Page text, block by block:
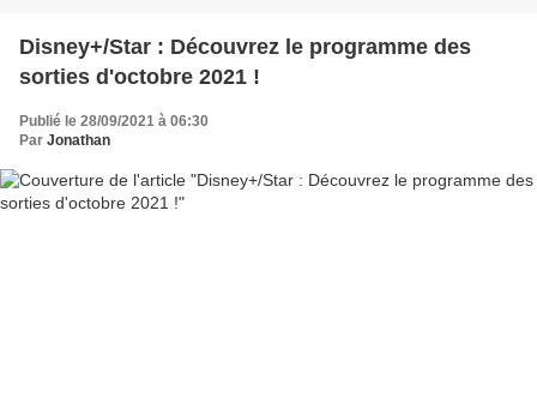
Disney+/Star : Découvrez le programme des
sorties d'octobre 2021 !
Publié le 28/09/2021 à 06:30
Par Jonathan